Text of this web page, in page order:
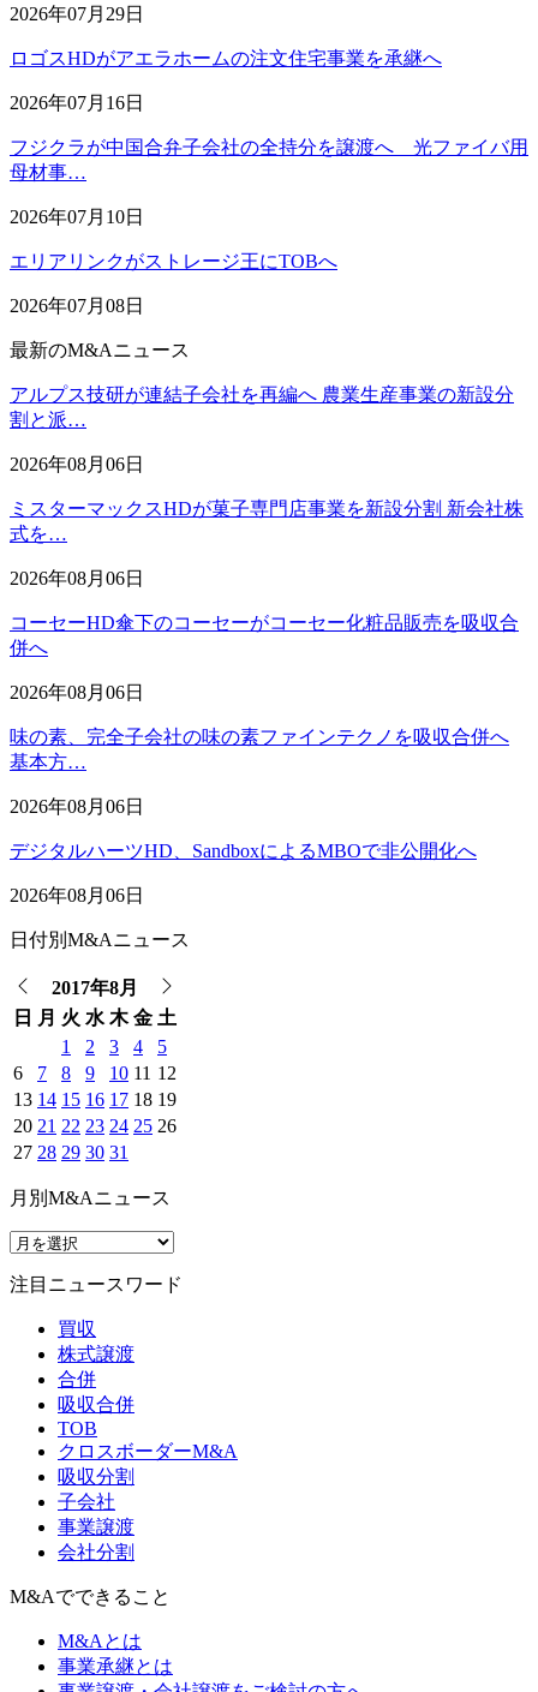
2026年07月29日
ロゴスHDがアエラホームの注文住宅事業を承継へ
2026年07月16日
フジクラが中国合弁子会社の全持分を譲渡へ 光ファイバ用
母材事…
2026年07月10日
エリアリンクがストレージ王にTOBへ
2026年07月08日
最新のM&Aニュース
アルプス技研が連結子会社を再編へ 農業生産事業の新設分
割と派…
2026年08月06日
ミスターマックスHDが菓子専門店事業を新設分割 新会社株
式を…
2026年08月06日
コーセーHD傘下のコーセーがコーセー化粧品販売を吸収合
併へ
2026年08月06日
味の素、完全子会社の味の素ファインテクノを吸収合併へ
基本方…
2026年08月06日
デジタルハーツHD、SandboxによるMBOで非公開化へ
2026年08月06日
日付別M&Aニュース
2017年8月
日
月 火 水 木 金 土
1
2 3 4
5
6
7 8 9 10 11 12
13 14 15 16 17 18 19
20 21 22 23 24 25 26
27 28 29 30 31
月別M&Aニュース
注目ニュースワード
買収
株式譲渡
合併
吸収合併
TOB
クロスボーダーM&A
吸収分割
子会社
事業譲渡
会社分割
M&Aでできること
M&Aとは
事業承継とは